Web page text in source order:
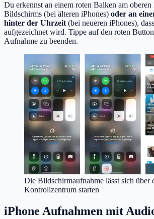
Du erkennst an einem roten Balken am oberen
Bildschirms (bei älteren iPhones) oder an
hinter der Uhrzeit (bei neueren iPhones),
aufgezeichnet wird. Tippe auf den roten
Aufnahme zu beenden.
Die Bildschirmaufnahme lässt sich über
Kontrollzentrum starten
iPhone Aufnahmen mit